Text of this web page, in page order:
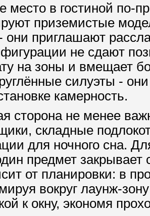
место в гостиной по-
приземистые
приглашают
не сдают
на зоны и вмещает
силуэты -
камерность.
сторона не менее
складные
для ночного сна.
предмет
от планировки: в
вокруг лаунж-
к окну, экономя